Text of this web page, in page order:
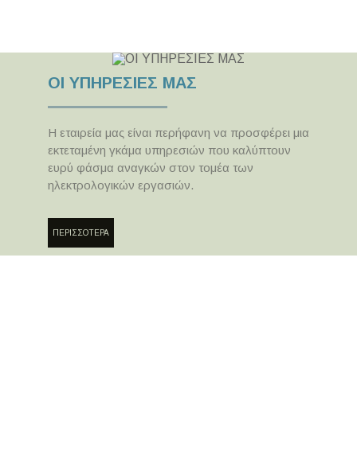
ΟΙ ΥΠΗΡΕΣΙΕΣ ΜΑΣ
Η εταιρεία μας είναι περήφανη να προσφέρει μια
εκτεταμένη γκάμα υπηρεσιών που καλύπτουν
ευρύ φάσμα αναγκών στον τομέα των
ηλεκτρολογικών εργασιών.
ΠΕΡΙΣΣΟΤΕΡΑ